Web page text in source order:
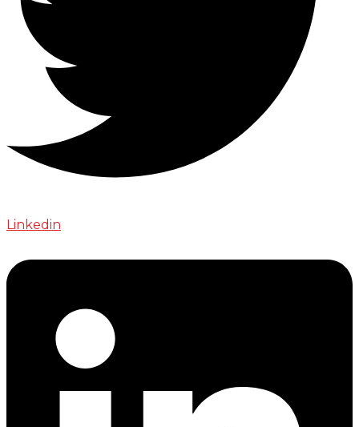
Linkedin